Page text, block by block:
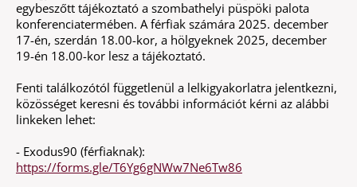
egybeszőtt tájékoztató a szombathelyi püspöki palota
konferenciatermében. A férfiak számára 2025. december
17-én, szerdán 18.00-kor, a hölgyeknek 2025, december
19-én 18.00-kor lesz a tájékoztató.
Fenti találkozótól függetlenül a lelkigyakorlatra jelentkezni,
közösséget keresni és további információt kérni az alábbi
linkeken lehet:
- Exodus90 (férfiaknak):
https://forms.gle/T6Yg6gNWw7Ne6Tw86